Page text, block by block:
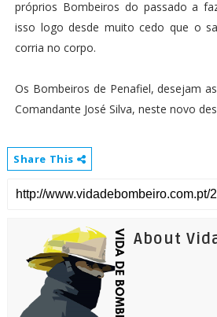
próprios Bombeiros do passado a
isso logo desde muito cedo que o
corria no corpo.
Os Bombeiros de Penafiel, desejam
Comandante José Silva, neste novo
Share This
About